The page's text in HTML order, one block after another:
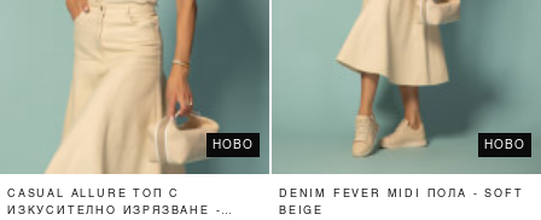
НОВО
CASUAL ALLURE ТОП С
ИЗКУСИТЕЛНО ИЗРЯЗВАНЕ -
НОВО
DENIM FEVER MIDI ПОЛА - SOFT
BEIGE